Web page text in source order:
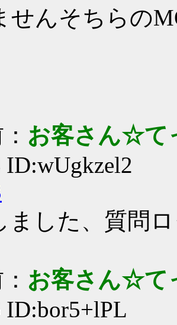
せんそちらの
お客さん☆て
ID:wUgkzel2
ました、質問
お客さん☆て
ID:bor5+lPL